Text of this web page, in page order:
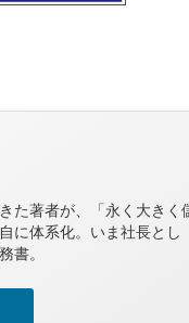
た著者が、「永く大きく
に体系化。いま社長とし
書。